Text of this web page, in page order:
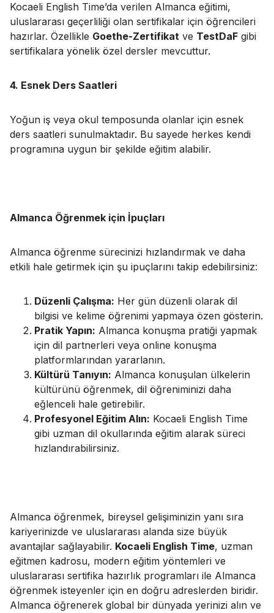
Kocaeli English Time’da verilen Almanca eğitimi,
uluslararası geçerliliği olan sertifikalar için öğrencileri
hazırlar. Özellikle Goethe-Zertifikat ve TestDaF gibi
sertifikalara yönelik özel dersler mevcuttur.
4. Esnek Ders Saatleri
Yoğun iş veya okul temposunda olanlar için esnek
ders saatleri sunulmaktadır. Bu sayede herkes kendi
programına uygun bir şekilde eğitim alabilir.
Almanca Öğrenmek için İpuçları
Almanca öğrenme sürecinizi hızlandırmak ve daha
etkili hale getirmek için şu ipuçlarını takip edebilirsiniz:
Düzenli Çalışma: Her gün düzenli olarak dil
bilgisi ve kelime öğrenimi yapmaya özen gösterin.
Pratik Yapın: Almanca konuşma pratiği yapmak
için dil partnerleri veya online konuşma
platformlarından yararlanın.
Kültürü Tanıyın: Almanca konuşulan ülkelerin
kültürünü öğrenmek, dil öğreniminizi daha
eğlenceli hale getirebilir.
Profesyonel Eğitim Alın: Kocaeli English Time
gibi uzman dil okullarında eğitim alarak süreci
hızlandırabilirsiniz.
Almanca öğrenmek, bireysel gelişiminizin yanı sıra
kariyerinizde ve uluslararası alanda size büyük
avantajlar sağlayabilir. Kocaeli English Time, uzman
eğitmen kadrosu, modern eğitim yöntemleri ve
uluslararası sertifika hazırlık programları ile Almanca
öğrenmek isteyenler için en doğru adreslerden biridir.
Almanca öğrenerek global bir dünyada yerinizi alın ve